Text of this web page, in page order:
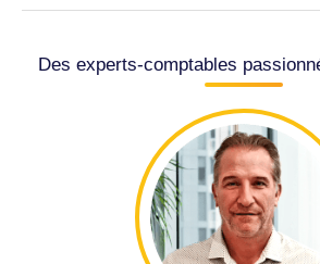
Des experts-comptables